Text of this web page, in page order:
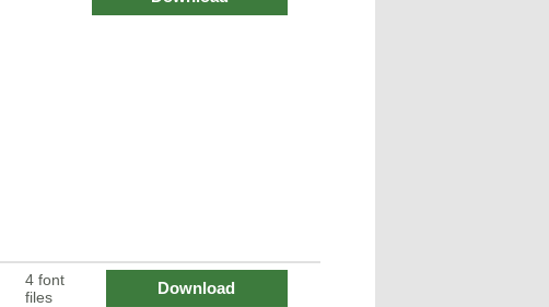
4 font
files
Download